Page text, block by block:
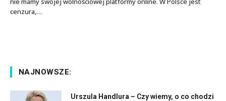
cenzura,…
NAJNOWSZE:
Urszula Handlura – Czy wiemy, o co chodzi